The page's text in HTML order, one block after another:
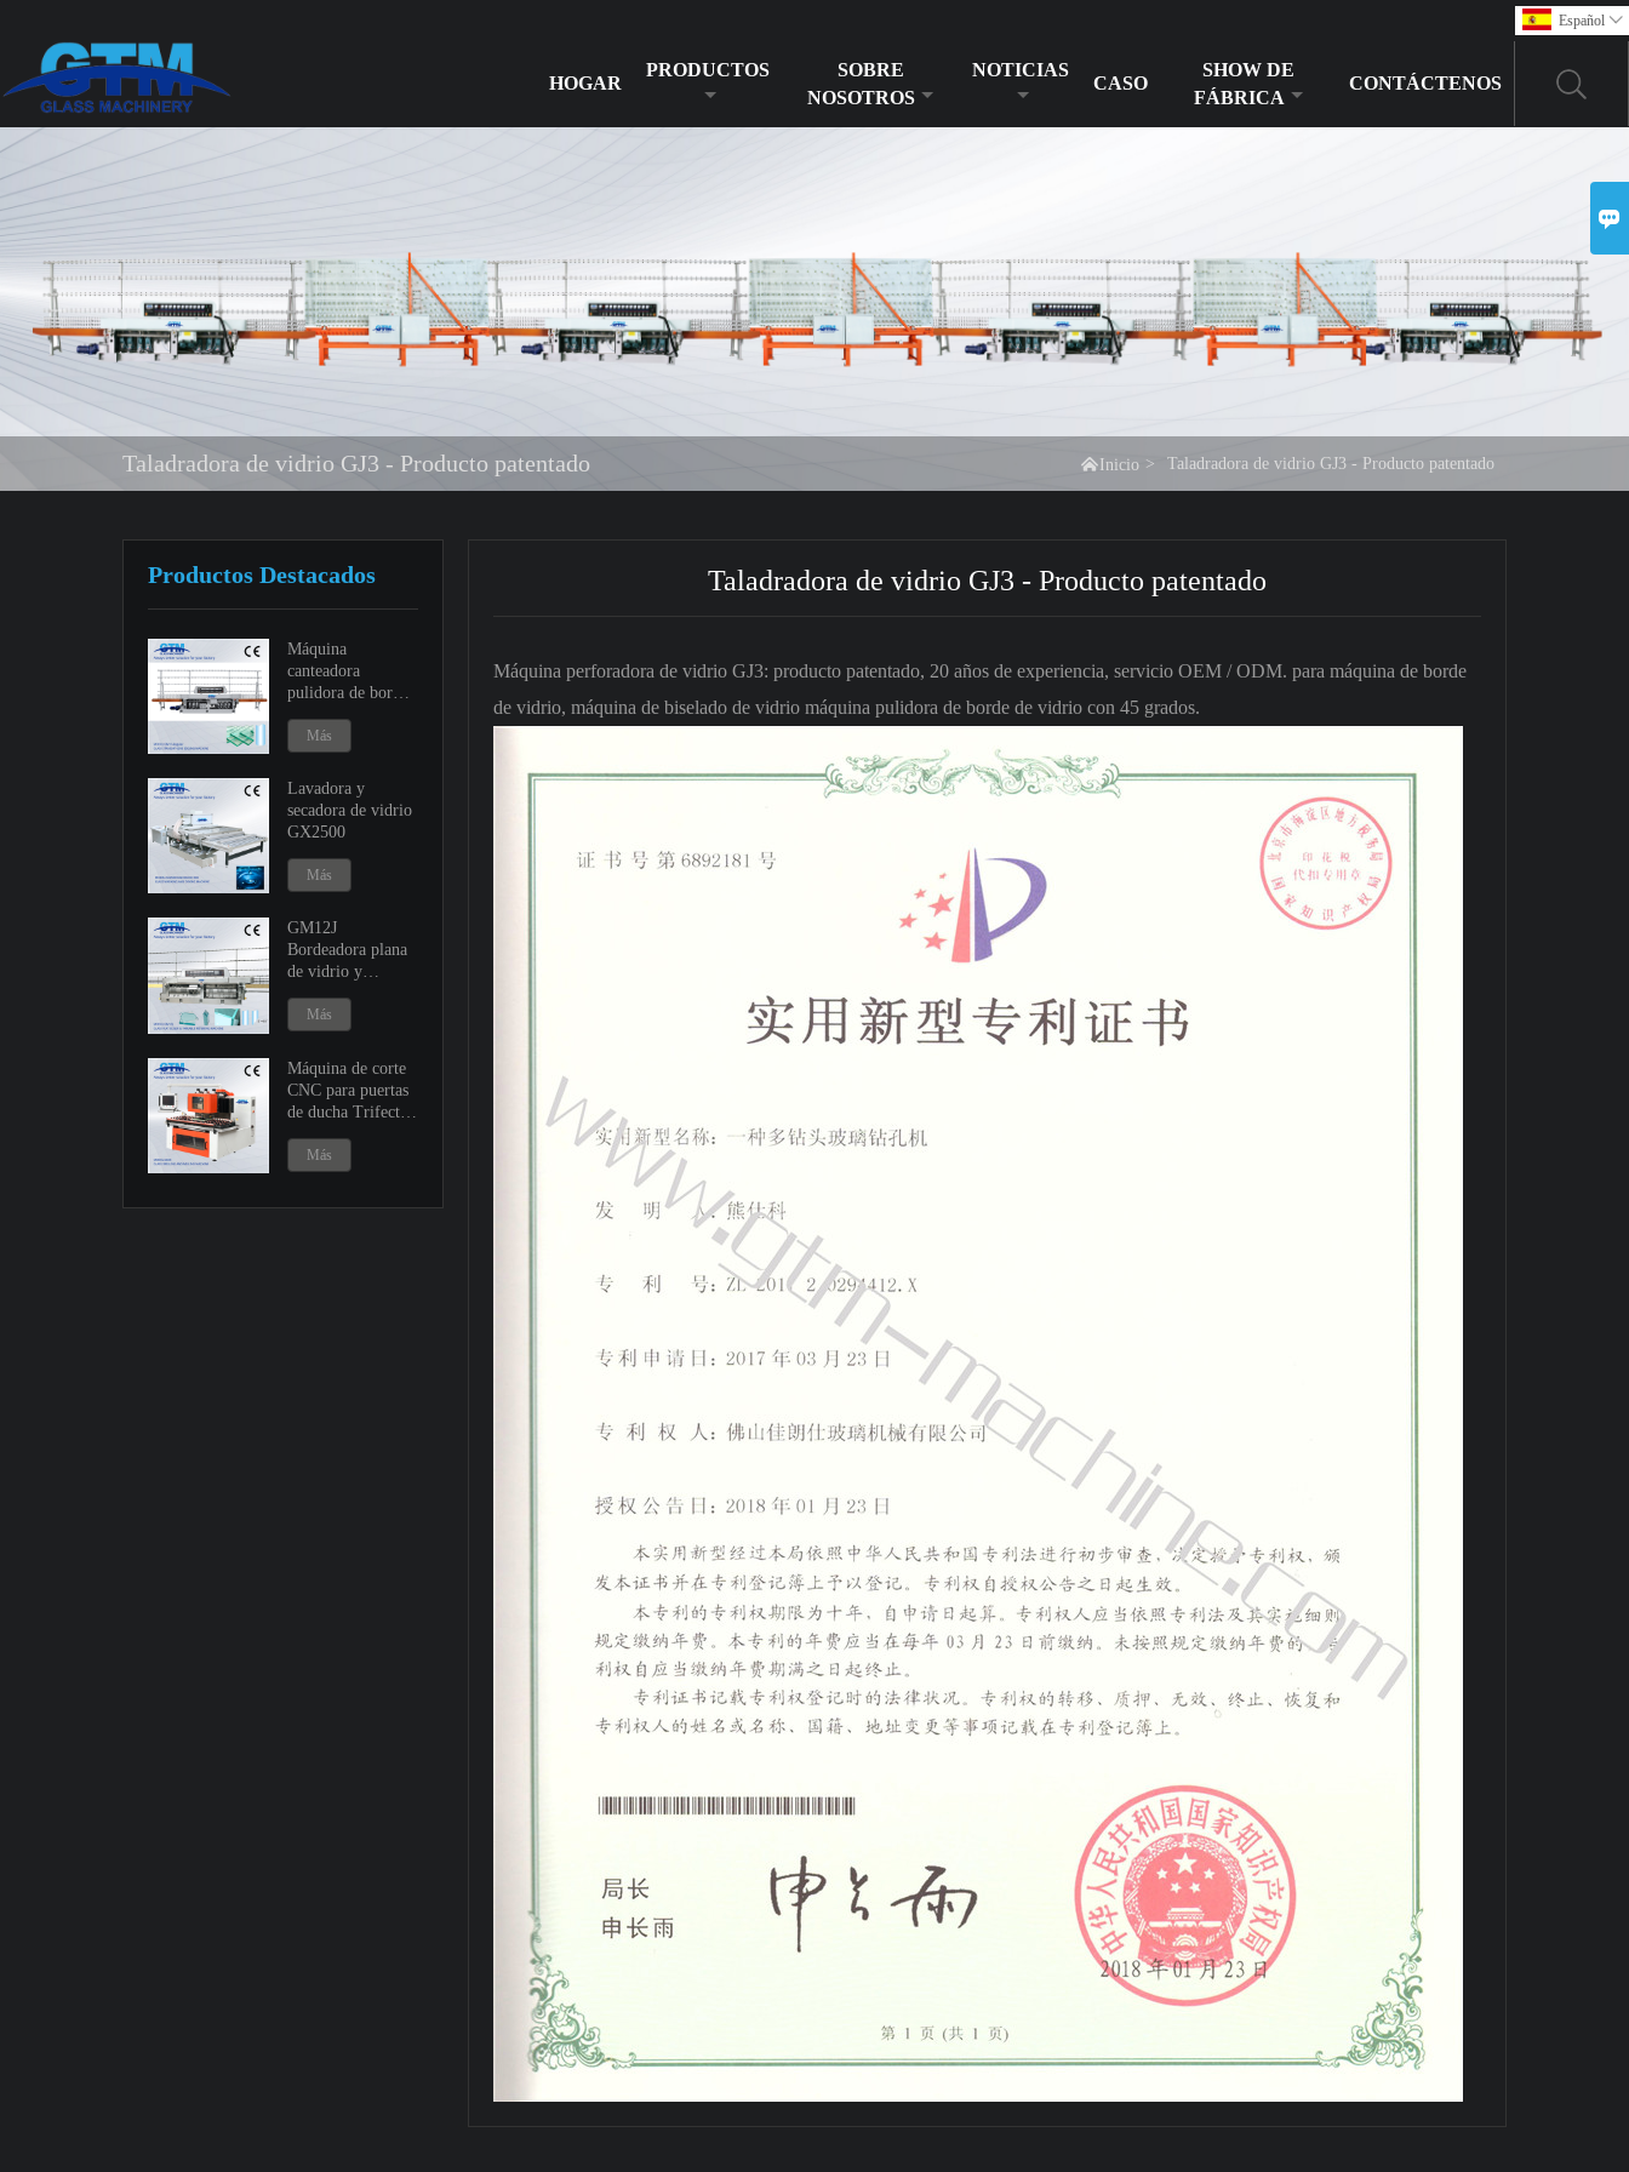
Español 
HOGAR
PRODUCTOS
SOBRE
NOSOTROS
NOTICIAS
CASO
SHOW DE
FÁBRICA
CONTÁCTENOS
Taladradora de vidrio GJ3 - Producto patentado  Inicio > Taladradora de vidrio GJ3 - Producto patentado
Productos Destacados
Máquina
canteadora
pulidora de bordes
de vidrio GM9 y
GM11
Más
Lavadora y
secadora de vidrio
GX2500
Más
GM12J
Bordeadora plana
de vidrio y
máquina de
ingleteado variable
Más
Máquina de corte
CNC para puertas
de ducha Trifecta
Más
Taladradora de vidrio GJ3 - Producto patentado
Máquina perforadora de vidrio GJ3: producto patentado, 20 años de experiencia, servicio OEM / ODM. para máquina de borde
de vidrio, máquina de biselado de vidrio máquina pulidora de borde de vidrio con 45 grados.
